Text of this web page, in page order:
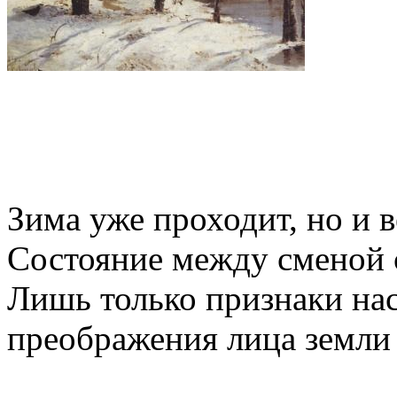
Зима уже проходит, но и
Состояние между сменой
Лишь только признаки
преображения лица